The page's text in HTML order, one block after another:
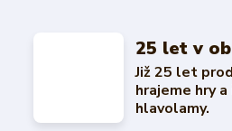
25 let v
Již 25 let
hrajeme hry
hlavolamy.